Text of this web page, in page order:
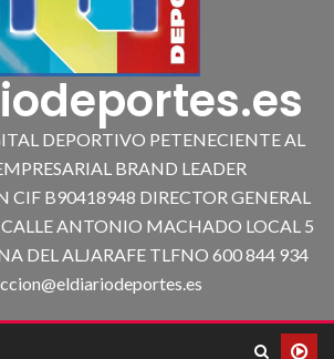
DEPORTIVO PETENECIENTE AL
BRAND LEADER
B90418948 DIRECTOR GENERAL
CALLE ANTONIO MACHADO LOCAL 5
DEL ALJARAFE TLFNO 600 844 934